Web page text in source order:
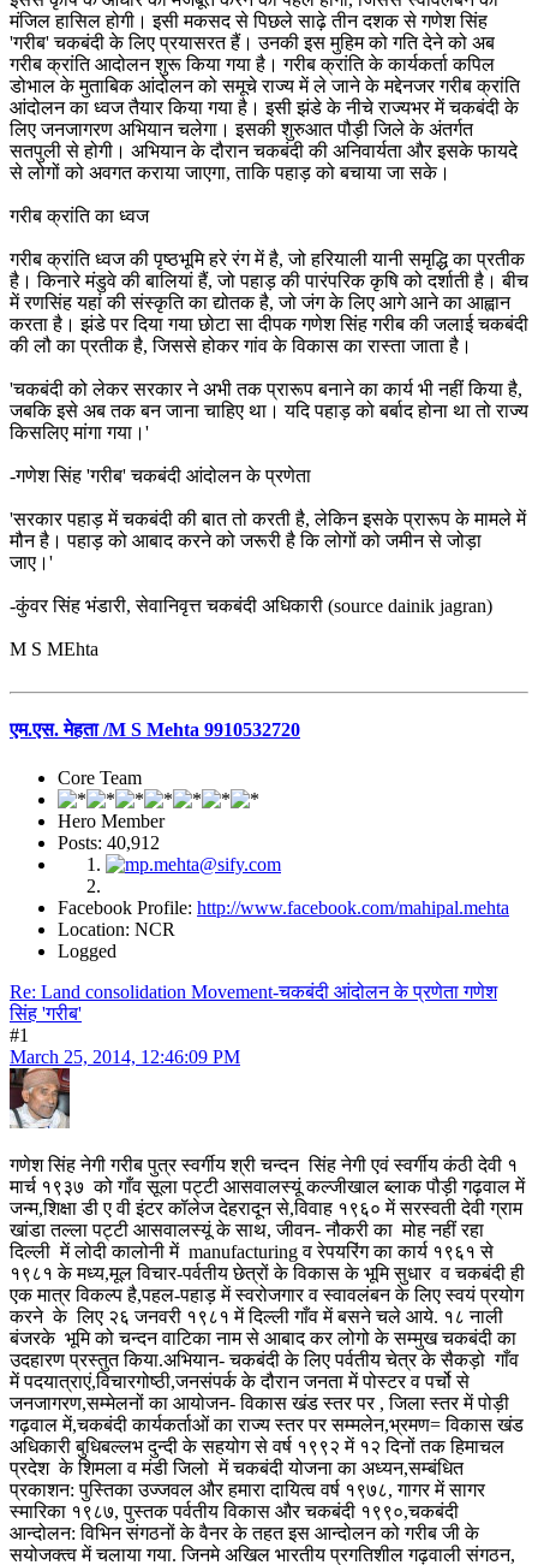
मंजिल हासिल होगी। इसी मकसद से पिछले साढ़े तीन दशक से गणेश सिंह
'गरीब' चकबंदी के लिए प्रयासरत हैं। उनकी इस मुहिम को गति देने को अब
गरीब क्रांति आदोलन शुरू किया गया है। गरीब क्रांति के कार्यकर्ता कपिल
डोभाल के मुताबिक आंदोलन को समूचे राज्य में ले जाने के मद्देनजर गरीब क्रांति
आंदोलन का ध्वज तैयार किया गया है। इसी झंडे के नीचे राज्यभर में चकबंदी के
लिए जनजागरण अभियान चलेगा। इसकी शुरुआत पौड़ी जिले के अंतर्गत
सतपुली से होगी। अभियान के दौरान चकबंदी की अनिवार्यता और इसके फायदे
से लोगों को अवगत कराया जाएगा, ताकि पहाड़ को बचाया जा सके।
गरीब क्रांति का ध्वज
गरीब क्रांति ध्वज की पृष्ठभूमि हरे रंग में है, जो हरियाली यानी समृद्धि का प्रतीक
है। किनारे मंडुवे की बालियां हैं, जो पहाड़ की पारंपरिक कृषि को दर्शाती है। बीच
में रणसिंह यहां की संस्कृति का द्योतक है, जो जंग के लिए आगे आने का आह्वान
करता है। झंडे पर दिया गया छोटा सा दीपक गणेश सिंह गरीब की जलाई चकबंदी
की लौ का प्रतीक है, जिससे होकर गांव के विकास का रास्ता जाता है।
'चकबंदी को लेकर सरकार ने अभी तक प्रारूप बनाने का कार्य भी नहीं किया है,
जबकि इसे अब तक बन जाना चाहिए था। यदि पहाड़ को बर्बाद होना था तो राज्य
किसलिए मांगा गया।'
-गणेश सिंह 'गरीब' चकबंदी आंदोलन के प्रणेता
'सरकार पहाड़ में चकबंदी की बात तो करती है, लेकिन इसके प्रारूप के मामले में
मौन है। पहाड़ को आबाद करने को जरूरी है कि लोगों को जमीन से जोड़ा
जाए।'
-कुंवर सिंह भंडारी, सेवानिवृत्त चकबंदी अधिकारी (source dainik jagran)
M S MEhta
एम.एस. मेहता /M S Mehta 9910532720
Core Team
Hero Member
Posts: 40,912
Facebook Profile: http://www.facebook.com/mahipal.mehta
Location: NCR
Logged
Re: Land consolidation Movement-चकबंदी आंदोलन के प्रणेता गणेश
सिंह 'गरीब'
#1
March 25, 2014, 12:46:09 PM
गणेश सिंह नेगी गरीब पुत्र स्वर्गीय श्री चन्दन सिंह नेगी एवं स्वर्गीय कंठी देवी १
मार्च १९३७ को गाँव सूला पट्टी आसवालस्यूं कल्जीखाल ब्लाक पौड़ी गढ़वाल में
जन्म,शिक्षा डी ए वी इंटर कॉलेज देहरादून से,विवाह १९६० में सरस्वती देवी ग्राम
खांडा तल्ला पट्टी आसवालस्यूं के साथ, जीवन- नौकरी का मोह नहीं रहा
दिल्ली में लोदी कालोनी में manufacturing व रेपयरिंग का कार्य १९६१ से
१९८१ के मध्य,मूल विचार-पर्वतीय छेत्रों के विकास के भूमि सुधार व चकबंदी ही
एक मात्र विकल्प है,पहल-पहाड़ में स्वरोजगार व स्वावलंबन के लिए स्वयं प्रयोग
करने के लिए २६ जनवरी १९८१ में दिल्ली गाँव में बसने चले आये. १८ नाली
बंजरके भूमि को चन्दन वाटिका नाम से आबाद कर लोगो के सम्मुख चकबंदी का
उदहारण प्रस्तुत किया.अभियान- चकबंदी के लिए पर्वतीय चेत्र के सैकड़ो गाँव
में पदयात्राएं,विचारगोष्ठी,जनसंपर्क के दौरान जनता में पोस्टर व पर्चो से
जनजागरण,सम्मेलनों का आयोजन- विकास खंड स्तर पर , जिला स्तर में पोड़ी
गढ़वाल में,चकबंदी कार्यकर्ताओं का राज्य स्तर पर सम्मलेन,भ्रमण= विकास खंड
अधिकारी बुधिबल्लभ दुन्दी के सहयोग से वर्ष १९९२ में १२ दिनों तक हिमाचल
प्रदेश के शिमला व मंडी जिलो में चकबंदी योजना का अध्यन,सम्बंधित
प्रकाशन: पुस्तिका उज्जवल और हमारा दायित्व वर्ष १९७८, गागर में सागर
स्मारिका १९८७, पुस्तक पर्वतीय विकास और चकबंदी १९९०,चकबंदी
आन्दोलन: विभिन संगठनों के वैनर के तहत इस आन्दोलन को गरीब जी के
सयोजक्त्व में चलाया गया. जिनमे अखिल भारतीय प्रगतिशील गढ़वाली संगठन,